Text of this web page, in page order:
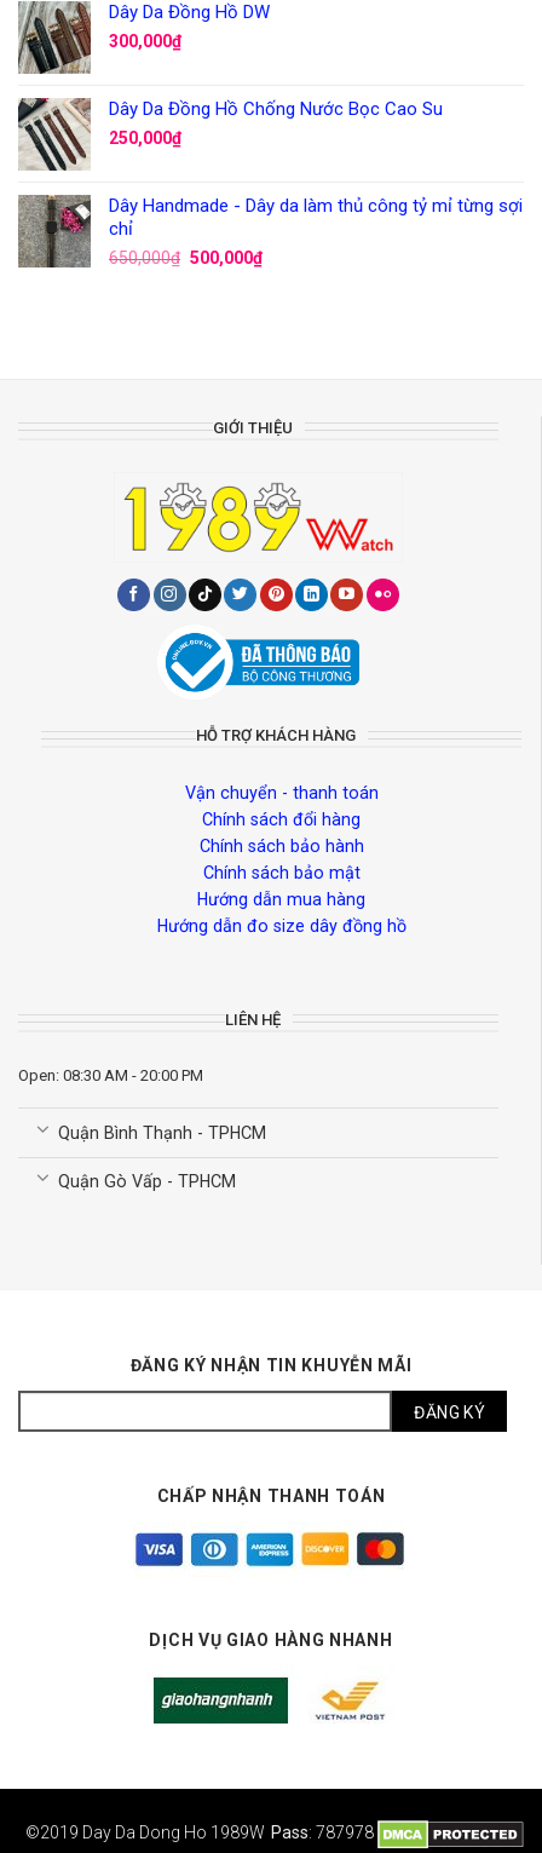
Dây Da Đồng Hồ DW
300,000₫
Dây Da Đồng Hồ Chống Nước Bọc Cao Su
250,000₫
Dây Handmade - Dây da làm thủ công tỷ mỉ từng sợi
chỉ
650,000₫ 500,000₫
GIỚI THIỆU
HỖ TRỢ KHÁCH HÀNG
Vận chuyển - thanh toán
Chính sách đổi hàng
Chính sách bảo hành
Chính sách bảo mật
Hướng dẫn mua hàng
Hướng dẫn đo size dây đồng hồ
LIÊN HỆ
Open: 08:30 AM - 20:00 PM
Quận Bình Thạnh - TPHCM
Quận Gò Vấp - TPHCM
ĐĂNG KÝ NHẬN TIN KHUYỄN MÃI
CHẤP NHẬN THANH TOÁN
DỊCH VỤ GIAO HÀNG NHANH
©2019 Day Da Dong Ho 1989W Pass: 787978